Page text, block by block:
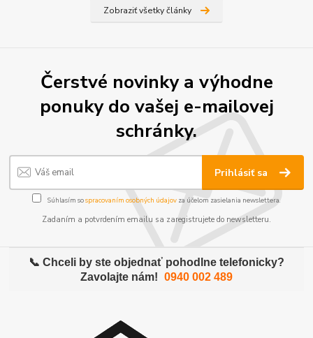
Zobraziť všetky články
Čerstvé novinky a výhodne
ponuky do vašej e-mailovej
schránky.
Prihlásiť sa
Súhlasím sospracovaním osobných údajov za účelom zasielania newslettera.
Zadaním a potvrdením emailu sa zaregistrujete do newsletteru.
📞 Chceli by ste objednať pohodlne telefonicky?
Zavolajte nám! 0940 002 489